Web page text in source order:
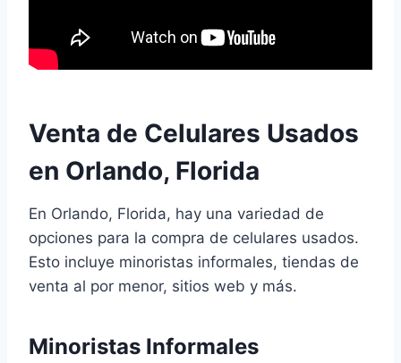
Venta de Celulares Usados
en Orlando, Florida
En Orlando, Florida, hay una variedad de
opciones para la compra de celulares usados.
Esto incluye minoristas informales, tiendas de
venta al por menor, sitios web y más.
Minoristas Informales